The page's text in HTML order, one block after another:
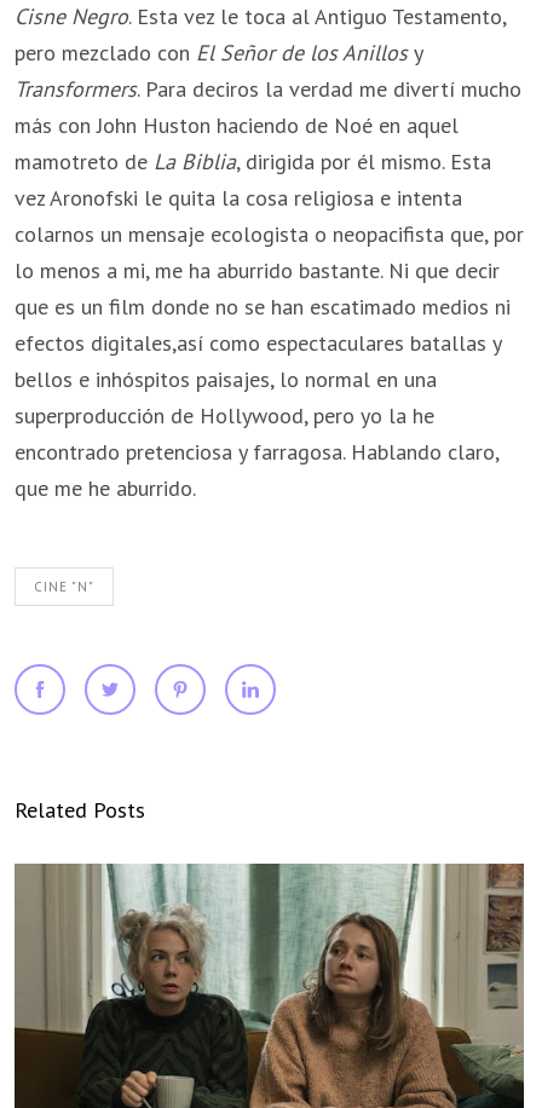
Cisne Negro. Esta vez le toca al Antiguo Testamento,
pero mezclado con El Señor de los Anillosy
Transformers. Para deciros la verdad me divertí mucho
más con John Huston haciendo de Noé en aquel
mamotreto de La Biblia, dirigida por él mismo. Esta
vez Aronofski le quita la cosa religiosa e intenta
colarnos un mensaje ecologista o neopacifista que, por
lo menos a mi, me ha aburrido bastante. Ni que decir
que es un film donde no se han escatimado medios ni
efectos digitales,así como espectaculares batallas y
bellos e inhóspitos paisajes, lo normal en una
superproducción de Hollywood, pero yo la he
encontrado pretenciosa y farragosa. Hablando claro,
que me he aburrido.
CINE "N"
Related Posts